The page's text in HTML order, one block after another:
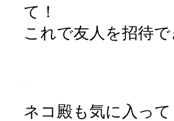
て！
これで友人を招待で
ネコ殿も気に入っ